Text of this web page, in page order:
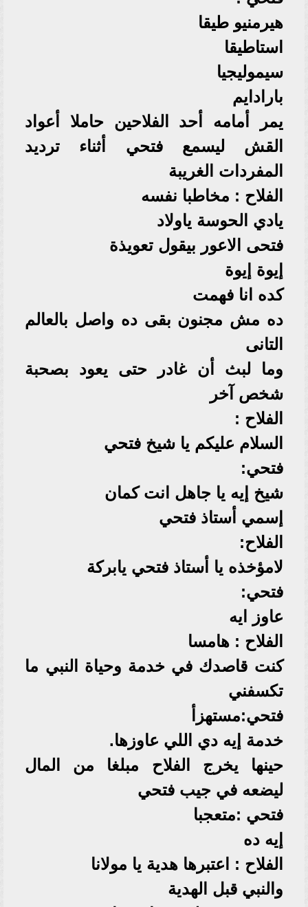
هيرمنيو طيقا
استاطيقا
سيموليجيا
بارادايم
يمر أمامه أحد الفلاحين حاملا أعواد
القش ليسمع فتحي أثناء ترديد
المفردات الغريبة
الفلاح : مخاطبا نفسه
يادي الحوسة ياولاد
فتحى الاعور بيقول تعويذة
إيوة إيوة
كده انا فهمت
ده مش مجنون بقى ده واصل بالعالم
التانى
وما لبث أن غادر حتى يعود بصحبة
شخص آخر
الفلاح :
السلام عليكم يا شيخ فتحي
فتحي:
شيخ إيه يا جاهل انت كمان
إسمي أستاذ فتحي
الفلاح:
لامؤخذه يا أستاذ فتحي يابركة
فتحي:
عاوز ايه
الفلاح : هامسا
كنت قاصدك في خدمة وحياة النبي ما
تكسفني
فتحي:مستهزأ
خدمة إيه دي اللي عاوزها.
حينها يخرج الفلاح مبلغا من المال
ليضعه في جيب فتحي
فتحي :متعجبا
إيه ده
الفلاح : اعتبرها هدية يا مولانا
والنبي قبل الهدية